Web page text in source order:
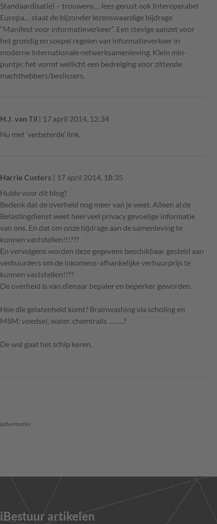
Standaardisatie) – trouwens… lees gerust ook Interoperabel
Europa… staat de bijzonder lezenswaardige bijdrage
“Manifest voor informatieverkeer”. Een stevige aanzet voor
het grondig en soepel regelen van informatieverkeer in
moderne internationale netwerksamenleving. Klein min-
puntje: het vormt wellicht een bedreiging voor zittende
machthebbers/beslissers.
H.J. van Til | 17 april 2014, 12:34
Nu met ‘verbeterde’ link.
Harrie Custers | 17 april 2014, 18:35
Hulde voor dit blog?
Bedenk dat de overheid nog meer van je weet. Alleen al de
Belastingdienst weet heel veel privacy gevoelige informatie
van ons. En dat om onze bijdrage aan de samenleving te
kunnen vaststellen!!!???
En vervolgens worden deze gegevens beschikbaar gesteld aan
verhuurders om de inkomens-afhankelijke verhuurprijs te
kunnen vaststellen!!??
De overheid is van dienaar bepaler en beperker geworden.
Hoe die gelatenheid komt? Brainwashing via scholing en
MSM; voedsel, water, chemtrails ……..?
De wal gaat het schip keren.
(advertentie)
iBestuur artikelen